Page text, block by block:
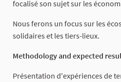
focalisé son sujet sur les
Nous ferons un focus sur les
solidaires et les tiers-lieux.
Methodology and expected
Présentation d'expériences de